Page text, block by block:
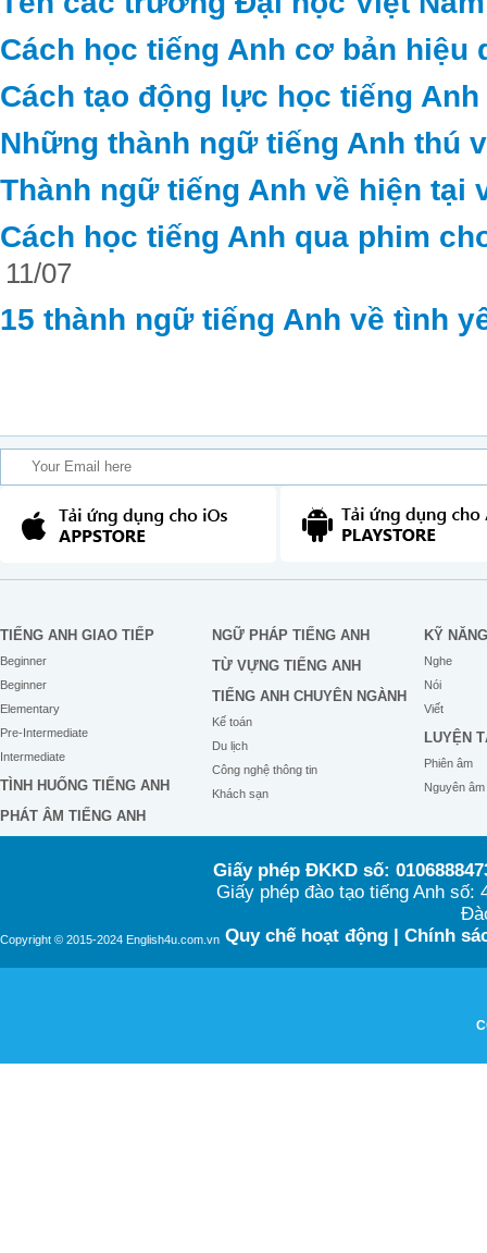
Cách học tiếng Anh cơ bản hiệu
Cách tạo động lực học tiếng
Những thành ngữ tiếng Anh thú
Thành ngữ tiếng Anh về hiện tại
Cách học tiếng Anh qua phim
11/07
15 thành ngữ tiếng Anh về tình
TIẾNG ANH GIAO TIẾP
Beginner
Beginner
Elementary
Pre-Intermediate
Intermediate
TÌNH HUỐNG TIẾNG ANH
PHÁT ÂM TIẾNG ANH
NGỮ PHÁP TIẾNG ANH
TỪ VỰNG TIẾNG ANH
TIẾNG ANH CHUYÊN NGÀNH
Kế toán
Du lịch
Công nghệ thông tin
Khách sạn
KỸ NĂNG
Nghe
Nói
Viết
LUYỆN
Phiên âm
Nguyên âm
Copyright © 2015-2024 English4u.com.vn
Giấy phép ĐKKD số:
Giấy phép đào tạo tiếng Anh
Quy chế hoạt động| Chính